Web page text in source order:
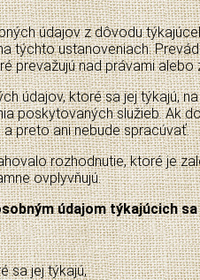
údajov z dôvodu
týchto ustanoveniach.
prevažujú nad právami
údajov, ktoré sa jej týkajú,
poskytovaných služieb.
preto ani nebude spracúvať.
rozhodnutie, ktoré je
ovplyvňujú.
údajom týkajúcich
sa jej týkajú,